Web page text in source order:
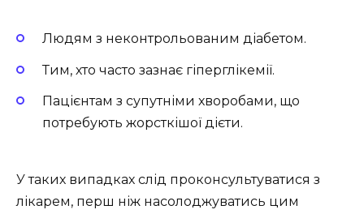
Людям з неконтрольованим діабетом.
Тим, хто часто зазнає гіперглікемії.
Пацієнтам з супутніми хворобами, що
потребують жорсткішої дієти.
У таких випадках слід проконсультуватися з
лікарем, перш ніж насолоджуватись цим